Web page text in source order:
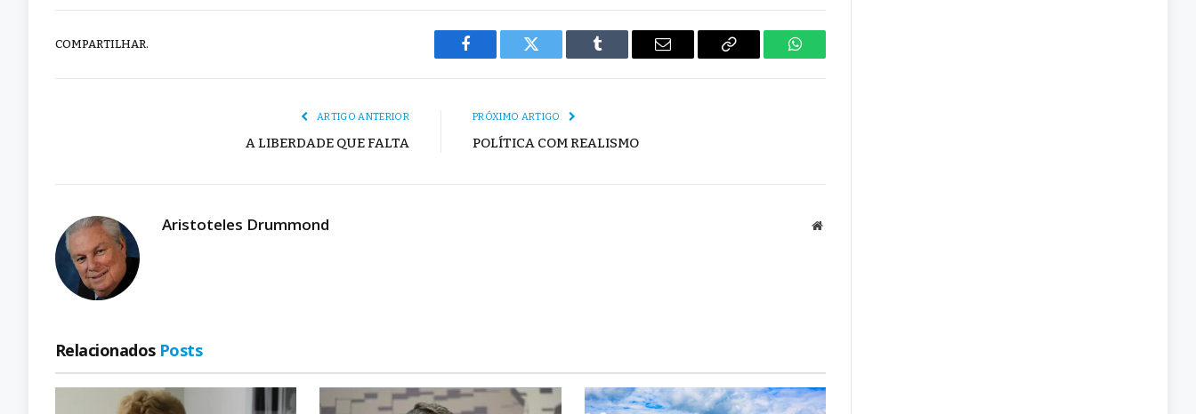
COMPARTILHAR.
Facebook Twitter Tumblr
E-
Copiar
WhatsApp
ARTIGO ANTERIOR
A LIBERDADE QUE FALTA
PRÓXIMO ARTIGO
POLÍTICA COM REALISMO
Aristoteles Drummond Site
Relacionados Posts